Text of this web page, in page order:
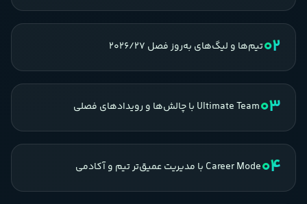
02تیم‌ها و لیگ‌های به‌روز فصل ۲۰۲۶/۲۷
03Ultimate Team با چالش‌ها و رویدادهای فصلی
04Career Mode با مدیریت عمیق‌تر تیم و آکادمی